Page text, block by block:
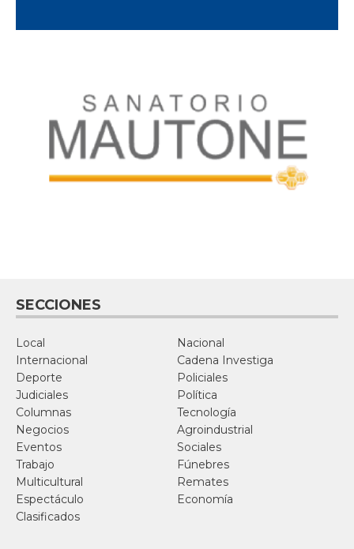
SECCIONES
Local
Nacional
Internacional
Cadena Investiga
Deporte
Policiales
Judiciales
Política
Columnas
Tecnología
Negocios
Agroindustrial
Eventos
Sociales
Trabajo
Fúnebres
Multicultural
Remates
Espectáculo
Economía
Clasificados